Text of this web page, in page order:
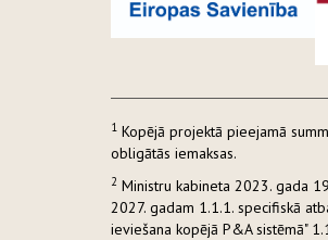
1 Kopējā projektā pieejamā
obligātās iemaksas.
2 Ministru kabineta 2023. gada
2027. gadam 1.1.1. specifiskā
ieviešana kopējā P&A sistēmā"